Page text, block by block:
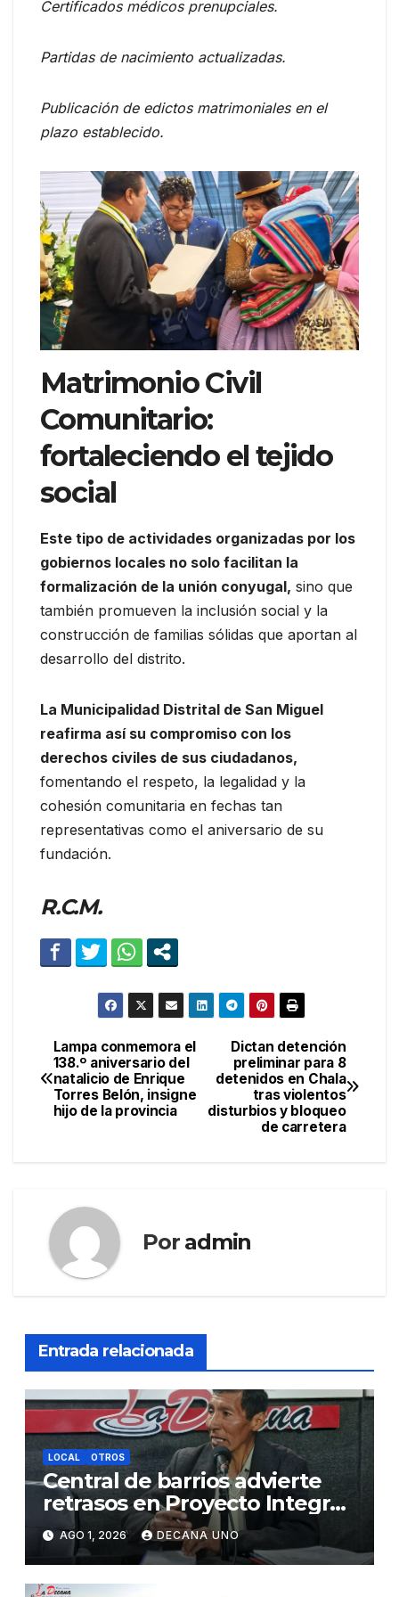
Certificados médicos prenupciales.
Partidas de nacimiento actualizadas.
Publicación de edictos matrimoniales en el
plazo establecido.
Matrimonio Civil
Comunitario:
fortaleciendo el tejido
social
Este tipo de actividades organizadas por los
gobiernos locales no solo facilitan la
formalización de la unión conyugal, sino que
también promueven la inclusión social y la
construcción de familias sólidas que aportan al
desarrollo del distrito.
La Municipalidad Distrital de San Miguel
reafirma así su compromiso con los
derechos civiles de sus ciudadanos,
fomentando el respeto, la legalidad y la
cohesión comunitaria en fechas tan
representativas como el aniversario de su
fundación.
R.C.M.
Navegación
de
entradas
Dictan detención
preliminar para 8
detenidos en Chala
tras violentos
disturbios y bloqueo
de carretera
Lampa conmemora el
138.º aniversario del
natalicio de Enrique
Torres Belón, insigne
hijo de la provincia
Por admin
Entrada relacionada
LOCAL OTROS
Central de barrios advierte
retrasos en Proyecto Integral
de Agua y Alcantarillado para
Juliaca
AGO 1, 2026 DECANA UNO